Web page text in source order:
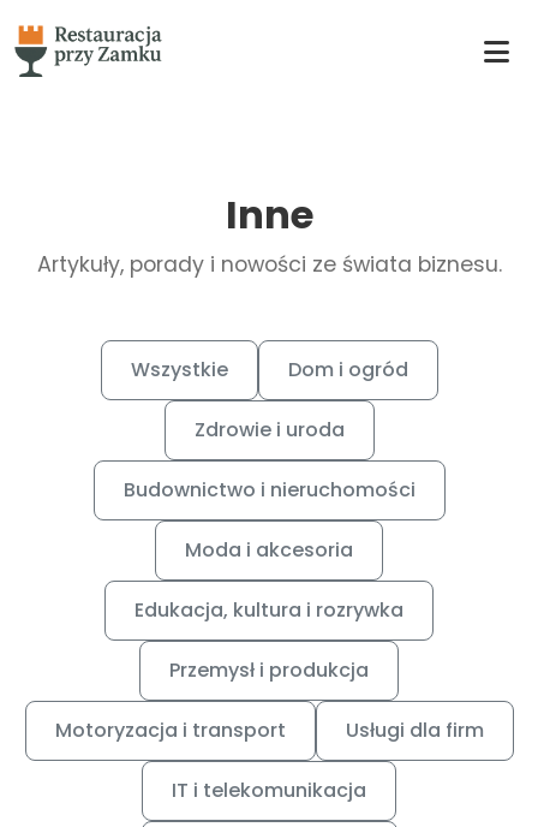
Inne
Artykuły, porady i nowości ze świata biznesu.
Wszystkie Dom i ogród
Zdrowie i uroda
Budownictwo i nieruchomości
Moda i akcesoria
Edukacja, kultura i rozrywka
Przemysł i produkcja
Motoryzacja i transport Usługi dla firm
IT i telekomunikacja